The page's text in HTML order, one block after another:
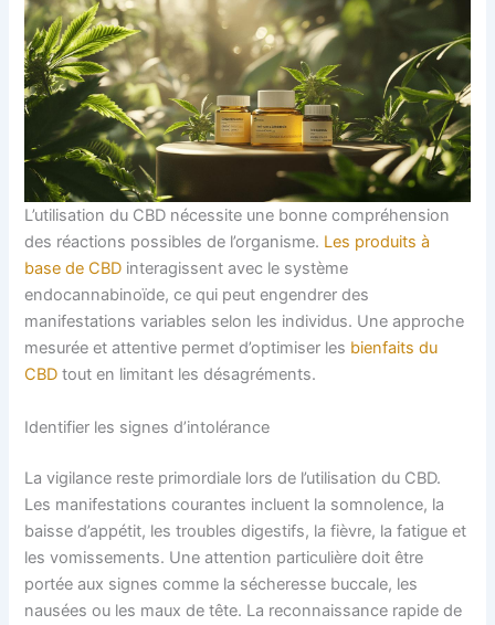
L’utilisation du CBD nécessite une bonne compréhension
des réactions possibles de l’organisme. Les produits à
base de CBD interagissent avec le système
endocannabinoïde, ce qui peut engendrer des
manifestations variables selon les individus. Une approche
mesurée et attentive permet d’optimiser les bienfaits du
CBD tout en limitant les désagréments.
Identifier les signes d’intolérance
La vigilance reste primordiale lors de l’utilisation du CBD.
Les manifestations courantes incluent la somnolence, la
baisse d’appétit, les troubles digestifs, la fièvre, la fatigue et
les vomissements. Une attention particulière doit être
portée aux signes comme la sécheresse buccale, les
nausées ou les maux de tête. La reconnaissance rapide de